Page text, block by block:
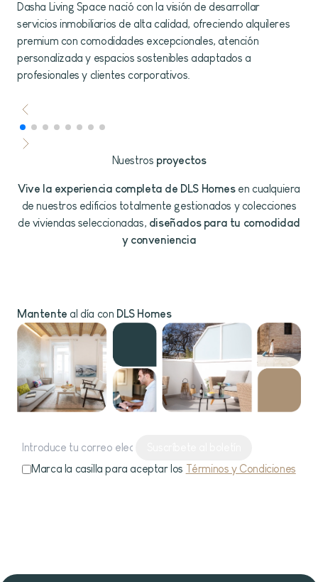
Dasha Living Space nació con la visión de desarrollar
servicios inmobiliarios de alta calidad, ofreciendo alquileres
premium con comodidades excepcionales, atención
personalizada y espacios sostenibles adaptados a
profesionales y clientes corporativos.
Nuestros proyectos
Vive la experiencia completa de DLS Homesen cualquiera
de nuestros edificios totalmente gestionados y colecciones
de viviendas seleccionadas, diseñados para tu comodidad
y conveniencia
Mantente al día con DLS Homes
Marca la casilla para aceptar los Términos y Condiciones